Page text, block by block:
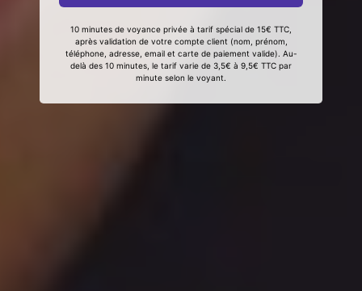
10 minutes de voyance privée à tarif spécial de 15€ TTC,
après validation de votre compte client (nom, prénom,
téléphone, adresse, email et carte de paiement valide). Au-
delà des 10 minutes, le tarif varie de 3,5€ à 9,5€ TTC par
minute selon le voyant.